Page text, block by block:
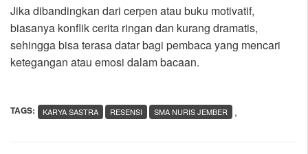
Jika dibandingkan dari cerpen atau buku motivatif,
biasanya konflik cerita ringan dan kurang dramatis,
sehingga bisa terasa datar bagi pembaca yang mencari
ketegangan atau emosi dalam bacaan.
TAGS: ,
KARYA SASTRA RESENSI SMA NURIS JEMBER